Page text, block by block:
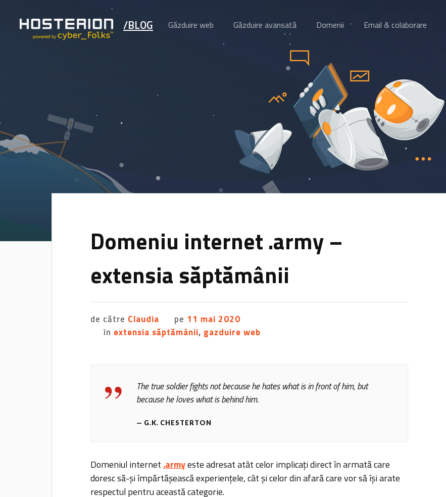
/BLOG Găzduire web Găzduire avansată Domenii Email & colaborare
Domeniu internet .army –
extensia săptămânii
de către Claudia pe 11 mai 2020
în extensia săptămânii, gazduire web
The true soldier fights not because he hates what is in front of him, but
because he loves what is behind him.
G.K. CHESTERTON
Domeniul internet.armyeste adresat atât celor implicați direct în armată care
doresc să-și împărtășească experiențele, cât și celor din afară care vor să își arate
respectul pentru această categorie.